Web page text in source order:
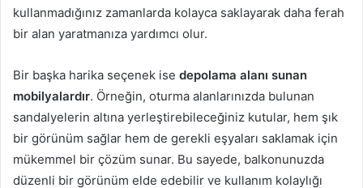
kullanmadığınız zamanlarda kolayca saklayarak daha ferah
bir alan yaratmanıza yardımcı olur.
Bir başka harika seçenek ise depolama alanı sunan
mobilyalardır. Örneğin, oturma alanlarınızda bulunan
sandalyelerin altına yerleştirebileceğiniz kutular, hem şık
bir görünüm sağlar hem de gerekli eşyaları saklamak için
mükemmel bir çözüm sunar. Bu sayede, balkonunuzda
düzenli bir görünüm elde edebilir ve kullanım kolaylığı